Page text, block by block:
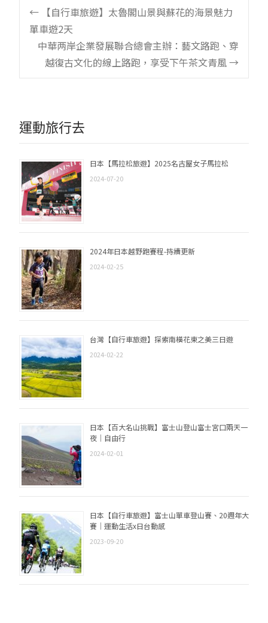
Post
navigation
← 【自行車旅遊】太魯閣山景與蘇花的海景魅力
單車遊2天
中華两岸企業發展聯合總會主辦：藝文路跑、穿
越復古文化的線上路跑，享受下午茶文青風→
運動旅行去
日本【馬拉松旅遊】2025名古屋女子馬拉松
2024-07-20
2024年日本越野跑賽程-持續更新
2024-02-25
台灣【自行車旅遊】探索南橫花東之美三日遊
2024-02-22
日本【百大名山挑戰】富士山登山富士宮口兩天一
夜｜自由行
2024-02-01
日本【自行車旅遊】富士山單車登山賽、20週年大
賽｜運動生活x日台動感
2023-09-20